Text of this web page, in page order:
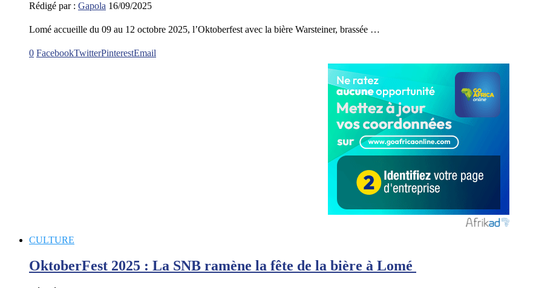
Rédigé par : Gapola 16/09/2025
Lomé accueille du 09 au 12 octobre 2025, l’Oktoberfest avec la bière Warsteiner, brassée …
0 FacebookTwitterPinterestEmail
CULTURE
OktoberFest 2025 : La SNB ramène la fête de la bière à Lomé